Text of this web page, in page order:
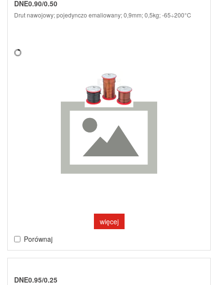
DNE0.90/0.50
Drut nawojowy; pojedynczo emaliowany; 0,9mm; 0,5kg; -65÷200°C
więcej
Porównaj
DNE0.95/0.25